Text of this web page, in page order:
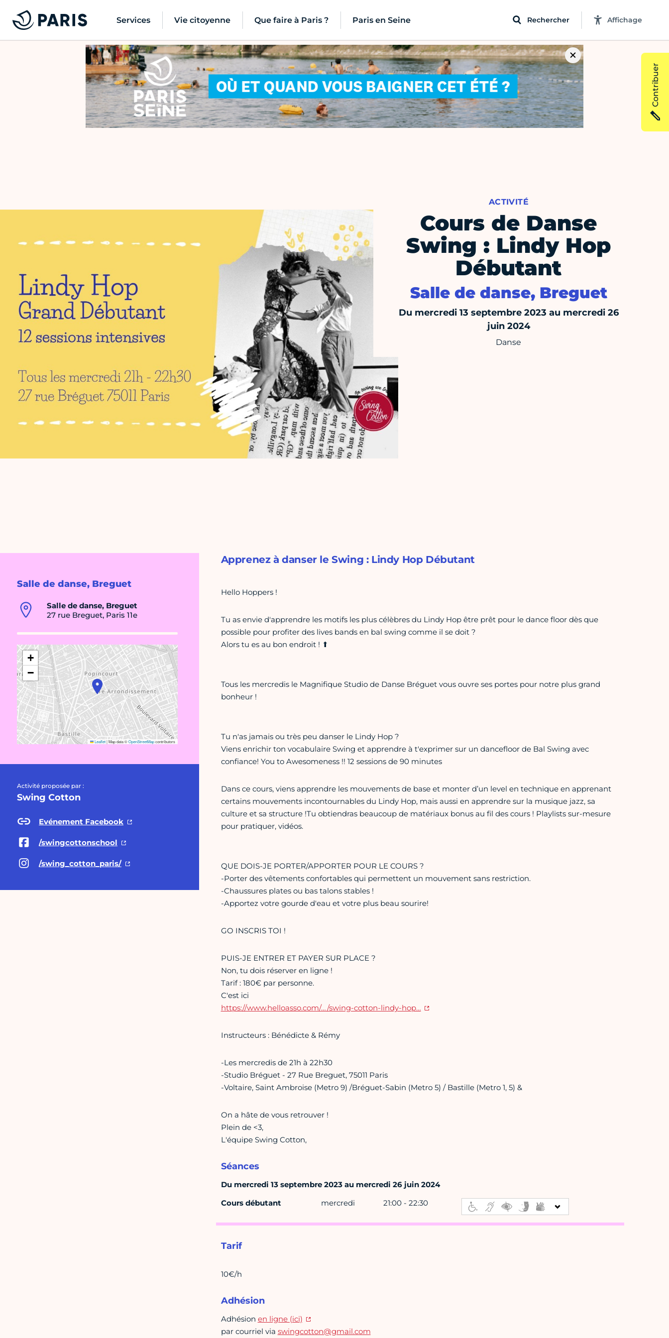
Services Vie citoyenne Que faire à Paris ? Paris en Seine Rechercher Affichage
ACTIVITÉ
Cours de Danse
Swing : Lindy Hop
Débutant
Salle de danse, Breguet
Du mercredi 13 septembre 2023 au mercredi 26
juin 2024
Danse
Salle de danse, Breguet
Salle de danse, Breguet
27 rue Breguet, Paris 11e
+
−
Leaflet|Map data ©OpenStreetMapcontributors
Activité proposée par :
Swing Cotton
Evénement Facebook
/swingcottonschool
/swing_cotton_paris/
Apprenez à danser le Swing : Lindy Hop Débutant
Hello Hoppers !
Tu as envie d'apprendre les motifs les plus célèbres du Lindy Hop être prêt pour le dance floor dès que
possible pour profiter des lives bands en bal swing comme il se doit ?
Alors tu es au bon endroit ! ⬆︎
Tous les mercredis le Magnifique Studio de Danse Bréguet vous ouvre ses portes pour notre plus grand
bonheur !
Tu n'as jamais ou très peu danser le Lindy Hop ?
Viens enrichir ton vocabulaire Swing et apprendre à t'exprimer sur un dancefloor de Bal Swing avec
confiance! You to Awesomeness !! 12 sessions de 90 minutes
Dans ce cours, viens apprendre les mouvements de base et monter d’un level en technique en apprenant
certains mouvements incontournables du Lindy Hop, mais aussi en apprendre sur la musique jazz, sa
culture et sa structure !Tu obtiendras beaucoup de matériaux bonus au fil des cours ! Playlists sur-mesure
pour pratiquer, vidéos.
QUE DOIS-JE PORTER/APPORTER POUR LE COURS ?
-Porter des vêtements confortables qui permettent un mouvement sans restriction.
-Chaussures plates ou bas talons stables !
-Apportez votre gourde d'eau et votre plus beau sourire!
GO INSCRIS TOI !
PUIS-JE ENTRER ET PAYER SUR PLACE ?
Non, tu dois réserver en ligne !
Tarif : 180€ par personne.
C'est ici
https://www.helloasso.com/…/swing-cotton-lindy-hop…
Instructeurs : Bénédicte & Rémy
-Les mercredis de 21h à 22h30
-Studio Bréguet - 27 Rue Breguet, 75011 Paris
-Voltaire, Saint Ambroise (Metro 9) /Bréguet-Sabin (Metro 5) / Bastille (Metro 1, 5) &
On a hâte de vous retrouver !
Plein de <3,
L'équipe Swing Cotton,
Séances
Du mercredi 13 septembre 2023 au mercredi 26 juin 2024
Cours débutant
mercredi 21:00 - 22:30
Tarif
10€/h
Adhésion
Adhésion en ligne (ici)
par courriel via swingcotton@gmail.com
Contribuer